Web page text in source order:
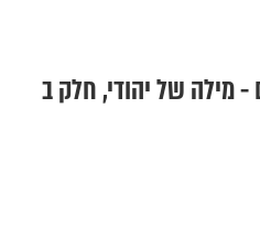
- מילה של יהודי, חלק ב